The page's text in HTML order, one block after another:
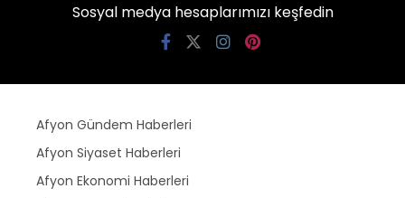
Sosyal medya hesaplarımızı keşfedin
Afyon Gündem Haberleri
Afyon Siyaset Haberleri
Afyon Ekonomi Haberleri